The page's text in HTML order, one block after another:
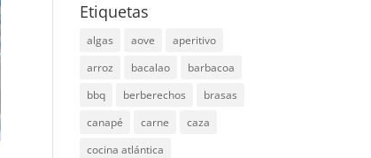
Etiquetas
algas aove
aperitivo
arroz
bacalao
barbacoa
bbq
berberechos
brasas
canapé
carne
caza
cocina atlántica